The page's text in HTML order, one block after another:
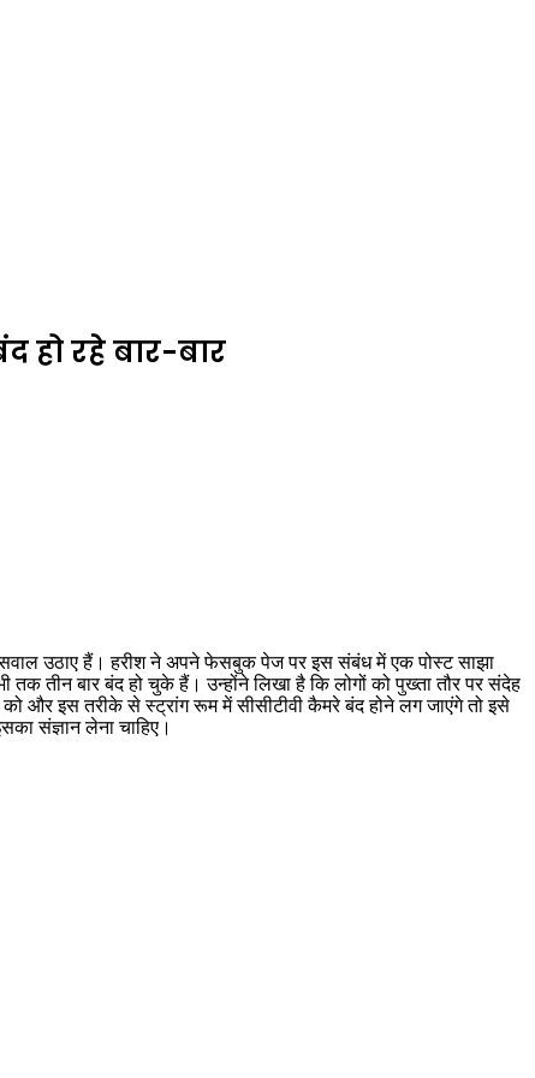
हो रहे बार-बार
उठाए हैं। हरीश ने अपने फेसबुक पेज पर इस संबंध में एक पोस्ट साझा
तक तीन बार बंद हो चुके हैं। उन्होंने लिखा है कि लोगों को पुख्ता तौर पर संदेह
को और इस तरीके से स्ट्रांग रूम में सीसीटीवी कैमरे बंद होने लग जाएंगे तो इसे
संज्ञान लेना चाहिए।